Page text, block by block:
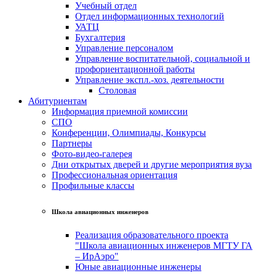
Учебный отдел
Отдел информационных технологий
УАТЦ
Бухгалтерия
Управление персоналом
Управление воспитательной, социальной и
профориентационной работы
Управление экспл.-хоз. деятельности
Столовая
Абитуриентам
Информация приемной комиссии
СПО
Конференции, Олимпиады, Конкурсы
Партнеры
Фото-видео-галерея
Дни открытых дверей и другие мероприятия вуза
Профессиональная ориентация
Профильные классы
Школа авиационных инженеров
Реализация образовательного проекта
"Школа авиационных инженеров МГТУ ГА
– ИрАэро"
Юные авиационные инженеры